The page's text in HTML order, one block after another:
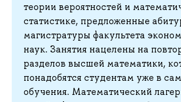
теории вероятностей и
статистике, предложенные
магистратуры факультета
наук. Занятия нацелены на
разделов высшей математики,
понадобятся студентам уже в
обучения. Математический